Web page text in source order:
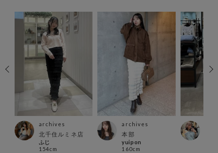
archives
北千住ルミネ店
ふじ
154cm
archives
本部
yuipon
160cm